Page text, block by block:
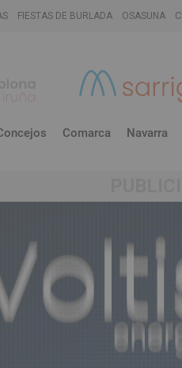
FIESTAS DE BURLADA OSASUNA
Comarca Navarra